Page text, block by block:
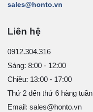
sales@honto.vn
Liên hệ
0912.304.316
Sáng: 8:00 - 12:00
Chiều: 13:00 - 17:00
Thứ 2 đến thứ 6 hàng tuần
Email: sales@honto.vn